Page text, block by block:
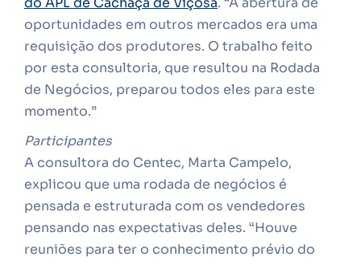
oportunidades em outros mercados era uma
requisição dos produtores. O trabalho feito
por esta consultoria, que resultou na Rodada
de Negócios, preparou todos eles para este
momento.”
Participantes
A consultora do Centec, Marta Campelo,
explicou que uma rodada de negócios é
pensada e estruturada com os vendedores
pensando nas expectativas deles. “Houve
reuniões para ter o conhecimento prévio do